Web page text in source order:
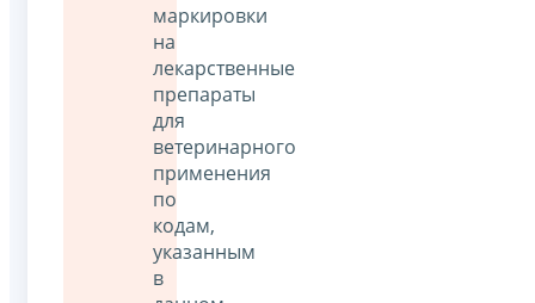
маркировки
на
лекарственные
препараты
для
ветеринарного
применения
по
кодам,
указанным
в